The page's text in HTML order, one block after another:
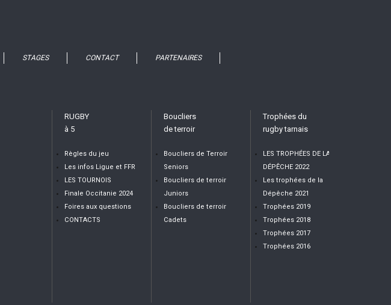
STAGES CONTACT PARTENAIRES
RUGBY
à 5
Règles du jeu
Les infos Ligue et FFR
LES TOURNOIS
Finale Occitanie 2024
Foires aux questions
CONTACTS
Boucliers
de terroir
Boucliers de Terroir
Seniors
Boucliers de terroir
Juniors
Boucliers de terroir
Cadets
Trophées du
rugby tarnais
LES TROPHÉES DE LA
DÉPÊCHE 2022
Les trophées de la
Dépêche 2021
Trophées 2019
Trophées 2018
Trophées 2017
Trophées 2016